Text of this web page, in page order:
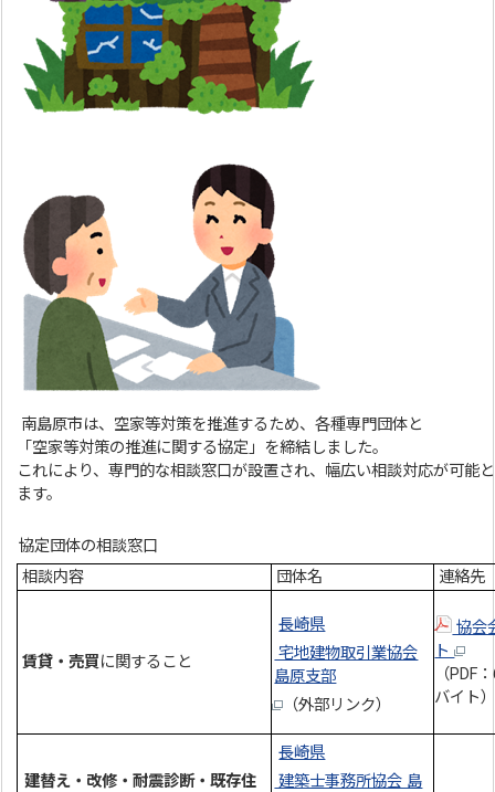
南島原市は、空家等対策を推進するため、各種専門団体と
「空家等対策の推進に関する協定」を締結しました。
これにより、専門的な相談窓口が設置され、幅広い相談対応が可能
ます。
協定団体の相談窓口
相談内容
団体名 連絡先
賃貸・売買に関すること
長崎県
宅地建物取引業協会
島原支部
（外部リンク）
協会
ト
（PDF
バイト
建替え・改修・耐震診断・既存住
長崎県
建築士事務所協会 島